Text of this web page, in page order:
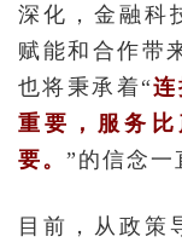
深化，金融科
赋能和合作带
也将秉承着“连
重要，服务
要。 ”的信念一
目前，从政策